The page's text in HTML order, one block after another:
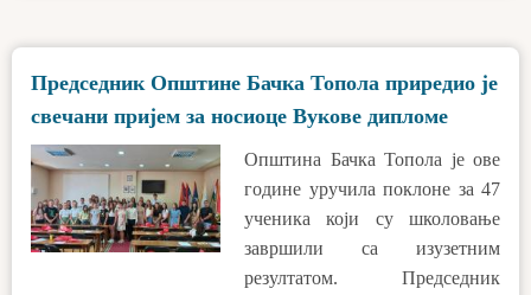
Председник Општине Бачка Топола приредио је
свечани пријем за носиоце Вукове дипломе
Општина Бачка Топола је ове
године уручила поклоне за 47
ученика који су школовање
завршили са изузетним
резултатом. Председник